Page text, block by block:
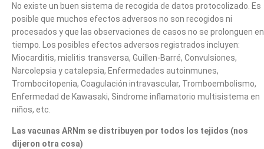
No existe un buen sistema de recogida de datos protocolizado. Es
posible que muchos efectos adversos no son recogidos ni
procesados y que las observaciones de casos no se prolonguen
tiempo. Los posibles efectos adversos registrados incluyen:
Miocarditis, mielitis transversa, Guillen-Barré, Convulsiones,
Narcolepsia y catalepsia, Enfermedades autoinmunes,
Trombocitopenia, Coagulación intravascular, Tromboembolismo,
Enfermedad de Kawasaki, Sindrome inflamatorio multisistema en
niños, etc.
Las vacunas ARNm se distribuyen por todos los tejidos (nos
dijeron otra cosa)